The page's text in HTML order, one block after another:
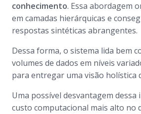
conhecimento. Essa abordagem
em camadas hierárquicas e
respostas sintéticas abrangentes.
Dessa forma, o sistema lida bem
volumes de dados em níveis
para entregar uma visão holística
Uma possível desvantagem dessa
custo computacional mais alto no